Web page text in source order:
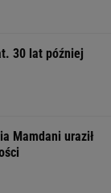
30 lat później
Mamdani uraził